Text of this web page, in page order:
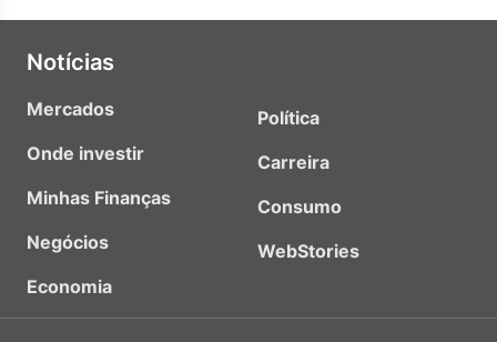
Notícias
Mercados
Onde investir
Minhas Finanças
Negócios
Economia
Política
Carreira
Consumo
WebStories